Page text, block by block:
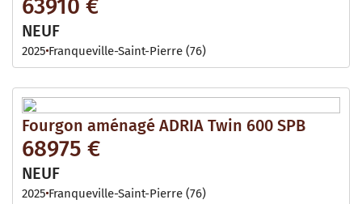
63910 €
NEUF
2025 Franqueville-Saint-Pierre (76)
Fourgon aménagé ADRIA Twin 600 SPB
68975 €
NEUF
2025 Franqueville-Saint-Pierre (76)